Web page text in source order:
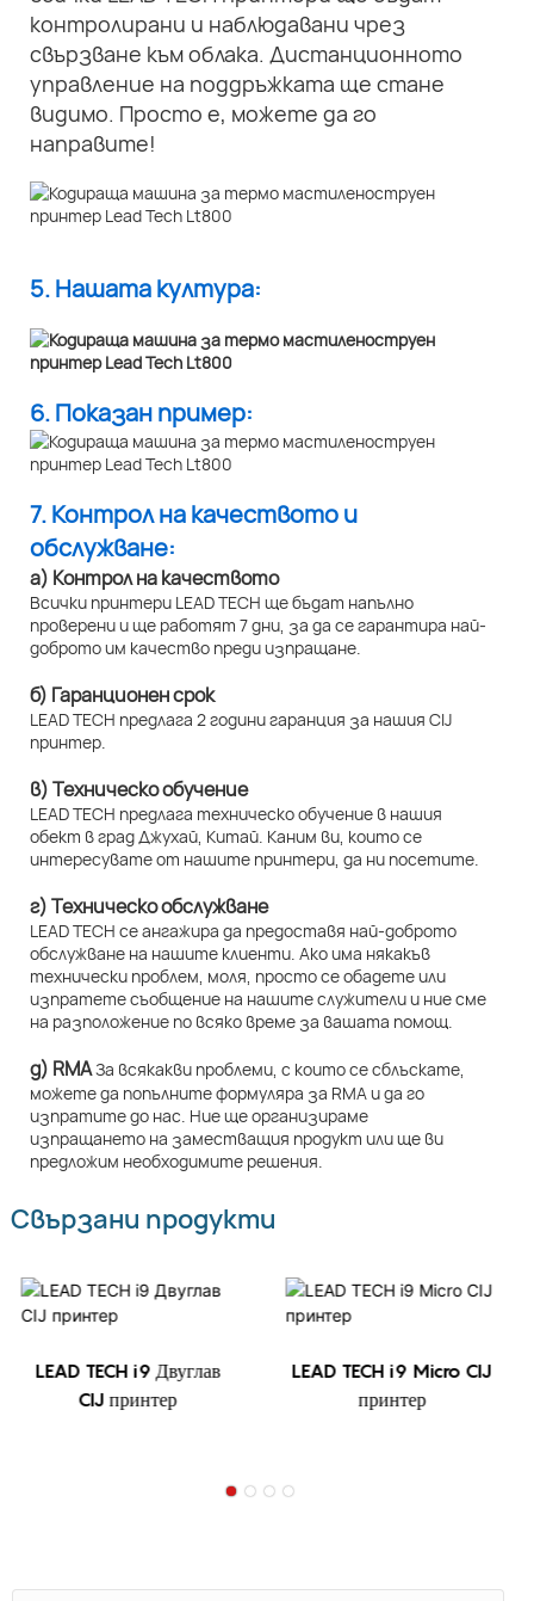
контролирани и наблюдавани чрез
свързване към облака. Дистанционното
управление на поддръжката ще стане
видимо. Просто е, можете да го
направите!
5. Нашата култура:
6. Показан пример:
7. Контрол на качеството и
обслужване:
а) Контрол на качеството
Всички принтери LEAD TECH ще бъдат напълно
проверени и ще работят 7 дни, за да се гарантира най-
доброто им качество преди изпращане.
б) Гаранционен срок
LEAD TECH предлага 2 години гаранция за нашия CIJ
принтер.
в) Техническо обучение
LEAD TECH предлага техническо обучение в нашия
обект в град Джухай, Китай. Каним ви, които се
интересувате от нашите принтери, да ни посетите.
г) Техническо обслужване
LEAD TECH се ангажира да предоставя най-доброто
обслужване на нашите клиенти. Ако има някакъв
технически проблем, моля, просто се обадете или
изпратете съобщение на нашите служители и ние сме
на разположение по всяко време за вашата помощ.
д) RMAЗа всякакви проблеми, с които се сблъскате,
можете да попълните формуляра за RMA и да го
изпратите до нас. Ние ще организираме
изпращането на заместващия продукт или ще ви
предложим необходимите решения.
Свързани продукти
LEAD TECH i9 Двуглав
CIJ принтер
LEAD TECH i9 Micro CIJ
принтер